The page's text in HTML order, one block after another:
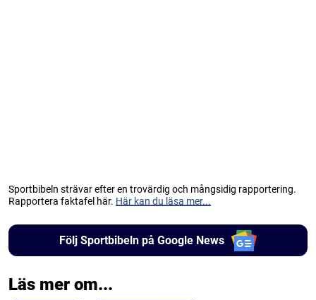
Sportbibeln strävar efter en trovärdig och mångsidig rapportering.
Rapportera faktafel här. Här kan du läsa mer...
Följ Sportbibeln på Google News
Läs mer om...